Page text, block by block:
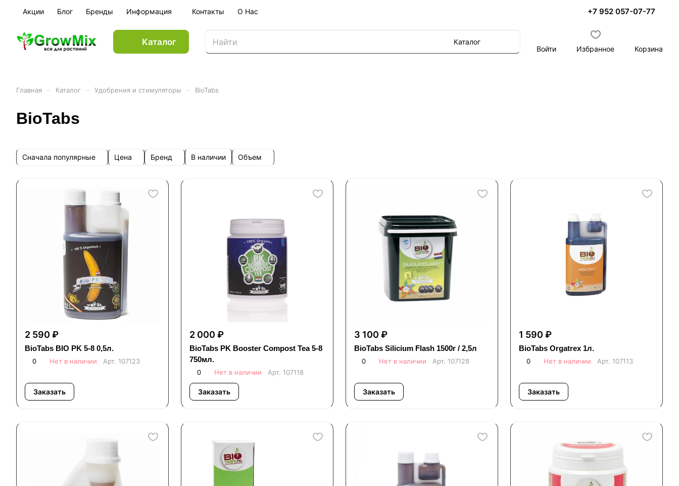
Акции Блог Бренды Информация Контакты О Нас +7 952 057-07-77
Каталог
Каталог
Войти
Избранное Корзина
Главная Каталог Удобрения и стимуляторы BioTabs
BioTabs
Сначала популярные Цена Бренд В наличии Объем
2 590 ₽
BioTabs BIO PK 5-8 0,5л.
0 Нет в наличии Арт. 107123
Заказать
2 000 ₽
BioTabs PK Booster Compost Tea 5-8
750мл.
0 Нет в наличии Арт. 107118
Заказать
3 100 ₽
BioTabs Silicium Flash 1500г / 2,5л
0 Нет в наличии Арт. 107128
Заказать
1 590 ₽
BioTabs Orgatrex 1л.
0 Нет в наличии Арт. 107113
Заказать